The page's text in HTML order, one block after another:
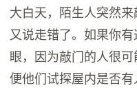
大白天，陌生人突然
又说走错了。如果你
眼，因为敲门的人很
便他们试探屋内是否有